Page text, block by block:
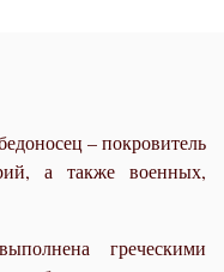
– покровитель
а также военных,
греческими